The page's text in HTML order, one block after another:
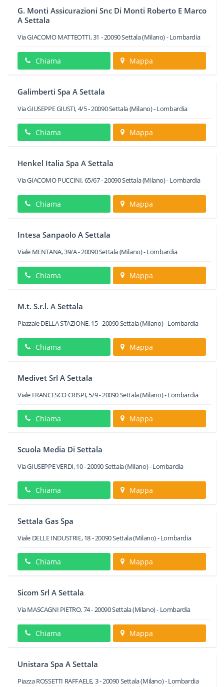
G. Monti Assicurazioni Snc Di Monti Roberto E Marco
A Settala
Via GIACOMO MATTEOTTI, 31 -20090Settala(Milano) -Lombardia
Chiama Mappa
Galimberti Spa A Settala
Via GIUSEPPE GIUSTI, 4/5-20090Settala(Milano) -Lombardia
Chiama Mappa
Henkel Italia Spa A Settala
Via GIACOMO PUCCINI, 65/67-20090Settala(Milano) -Lombardia
Chiama Mappa
Intesa Sanpaolo A Settala
Viale MENTANA, 39/A-20090Settala(Milano) -Lombardia
Chiama Mappa
M.t. S.r.l. A Settala
Piazzale DELLA STAZIONE, 15-20090Settala(Milano) -Lombardia
Chiama Mappa
Medivet Srl A Settala
Viale FRANCESCO CRISPI, 5/9-20090Settala(Milano) -Lombardia
Chiama Mappa
Scuola Media Di Settala
Via GIUSEPPE VERDI, 10-20090Settala(Milano) -Lombardia
Chiama Mappa
Settala Gas Spa
Viale DELLE INDUSTRIE, 18-20090Settala(Milano) -Lombardia
Chiama Mappa
Sicom Srl A Settala
Via MASCAGNI PIETRO, 74-20090Settala(Milano) - Lombardia
Chiama Mappa
Unistara Spa A Settala
Piazza ROSSETTI RAFFAELE, 3-20090Settala(Milano) -Lombardia